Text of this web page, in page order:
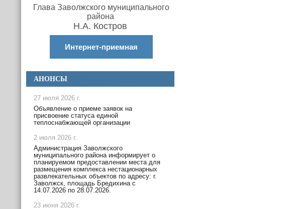
Глава Заволжского муниципального
района
Н.А. Костров
Интернет-приемная
АНОНСЫ
27 июля 2026 г.
Объявление о приеме заявок на
присвоение статуса единой
теплоснабжающей организации
2 июля 2026 г.
Администрация Заволжского
муниципального района информирует о
планируемом предоставлении места для
размещения комплекса нестационарных
развлекательных объектов по адресу: г.
Заволжск, площадь Бредихина с
14.07.2026 по 28.07.2026.
23 июня 2026 г.